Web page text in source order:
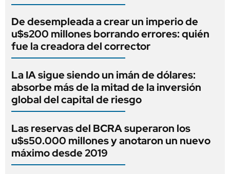
De desempleada a crear un imperio de
u$s200 millones borrando errores: quién
fue la creadora del corrector
La IA sigue siendo un imán de dólares:
absorbe más de la mitad de la inversión
global del capital de riesgo
Las reservas del BCRA superaron los
u$s50.000 millones y anotaron un nuevo
máximo desde 2019